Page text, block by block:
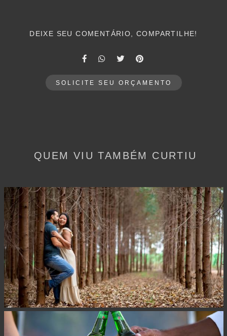
DEIXE SEU COMENTÁRIO, COMPARTILHE!
SOLICITE SEU ORÇAMENTO
QUEM VIU TAMBÉM CURTIU